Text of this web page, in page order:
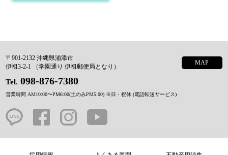
〒901-2132 沖縄県浦添市
伊祖3-2-1 （学園通り 伊祖郵便局となり）
MAP
Tel. 098-876-7380
営業時間 AM10:00〜PM6:00(土のみPM5:00) ※日・祝休 (電話転送サービス)